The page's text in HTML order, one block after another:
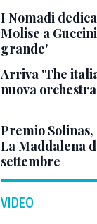
I Nomadi
Molise a
grande'
Arriva 'The
nuova
Premio Solinas,
La Maddalena
settembre
VIDEO